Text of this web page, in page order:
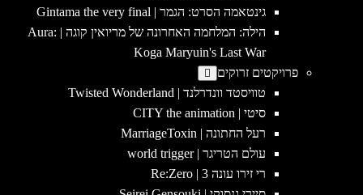
גינטאמה הסרט: הגמר | Gintama the very final
הילה: המלחמה האחרונה של מריואין קוגה | Aura:
Koga Maryuin's Last War
פרויקטים זרוקים
טוויסטד וונדרלנד | Twisted Wonderland
סיטי | CITY the animation
רעל החתונה | MarriageToxin
עולם הטריגר | world trigger
רי זירו עונה 3 | Re:Zero